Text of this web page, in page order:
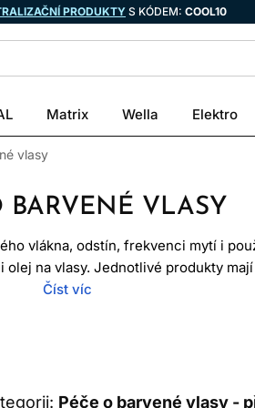
PRODUKTYS KÓDEM: COOL10
Matrix Wella Elektro
vlasy
BARVENÉ VLASY
vlákna, odstín, frekvenci mytí i
olej na vlasy. Jednotlivé produkty
a bezoplachová péče
PO BARVENÍ
Číst víc
Péče o barvené vlasy -